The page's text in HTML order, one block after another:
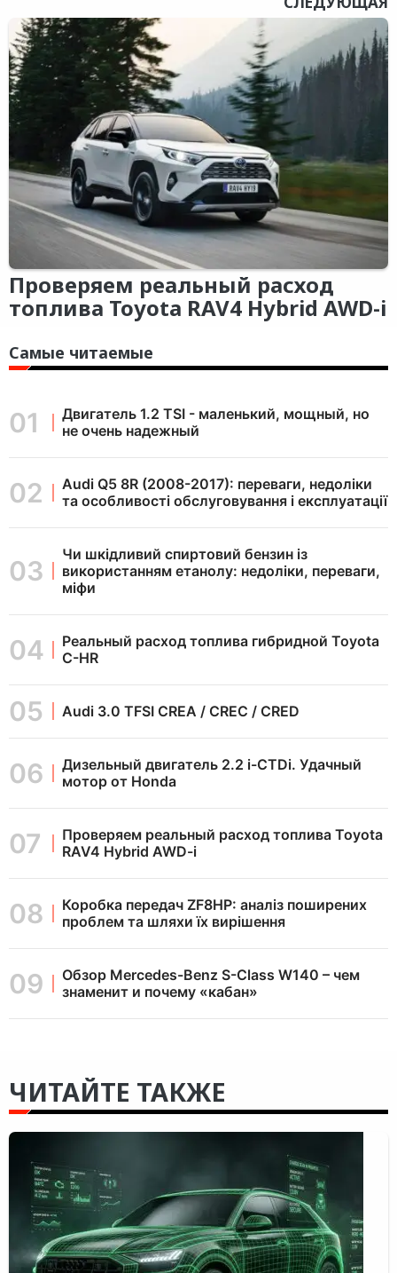
Проверяем реальный расход
топлива Toyota RAV4 Hybrid AWD-i
Самые читаемые
Двигатель 1.2 TSI - маленький, мощный, но
не очень надежный
Audi Q5 8R (2008-2017): переваги, недоліки
та особливості обслуговування і експлуатації
Чи шкідливий спиртовий бензин із
використанням етанолу: недоліки, переваги,
міфи
Реальный расход топлива гибридной Toyota
C-HR
Audi 3.0 TFSI CREA / CREC / CRED
Дизельный двигатель 2.2 i-CTDi. Удачный
мотор от Honda
Проверяем реальный расход топлива Toyota
RAV4 Hybrid AWD-i
Коробка передач ZF8HP: аналіз поширених
проблем та шляхи їх вирішення
Обзор Mercedes-Benz S-Class W140 – чем
знаменит и почему «кабан»
ЧИТАЙТЕ ТАКЖЕ